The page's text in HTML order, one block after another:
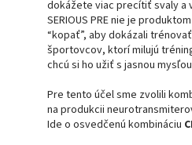
dokážete viac precítiť svaly a
SERIOUS PRE nie je
“kopať”, aby dokázali
športovcov, ktorí milujú
chcú si ho užiť s jasnou
Pre tento účel sme zvolili
na produkcii
Ide o osvedčenú kombináciu